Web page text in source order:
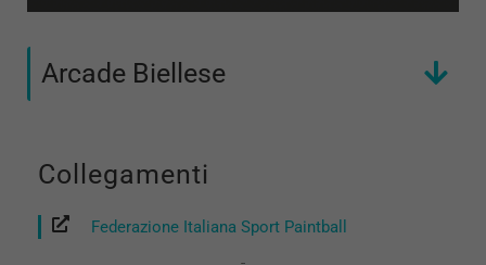
Arcade Biellese
Collegamenti
Federazione Italiana Sport Paintball